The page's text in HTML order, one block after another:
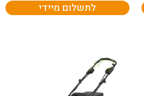
לתשלום מיידי